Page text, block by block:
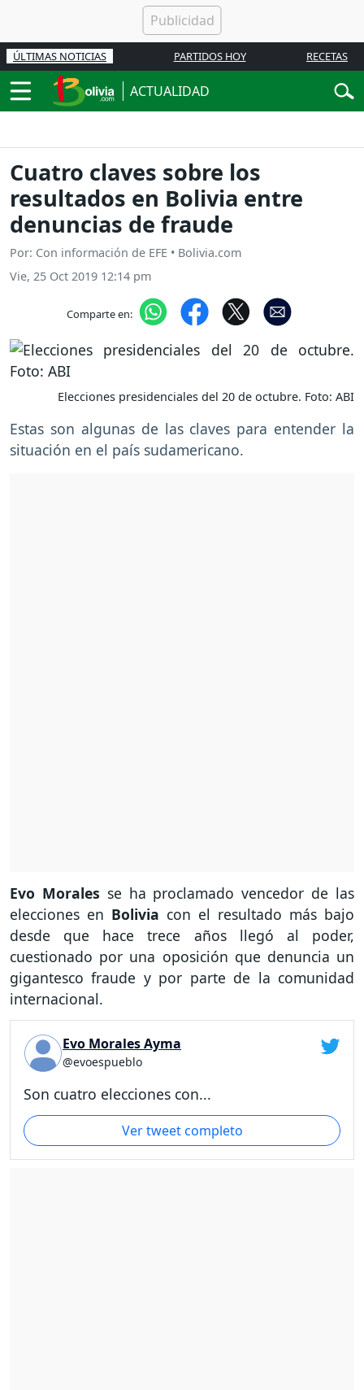
ÚLTIMAS NOTICIAS PARTIDOS HOY RECETAS
ACTUALIDAD
Cuatro claves sobre los
resultados en Bolivia entre
denuncias de fraude
Por: Con información de EFE • Bolivia.com
Vie, 25 Oct 2019 12:14 pm
Comparte en:
Elecciones presidenciales del 20 de octubre. Foto: ABI
Estas son algunas de las claves para entender la
situación en el país sudamericano.
Evo Morales se ha proclamado vencedor de las
elecciones en Bolivia con el resultado más bajo
desde que hace trece años llegó al poder,
cuestionado por una oposición que denuncia un
gigantesco fraude y por parte de la comunidad
internacional.
Evo Morales Ayma
@evoespueblo
Son cuatro elecciones con...
Ver tweet completo